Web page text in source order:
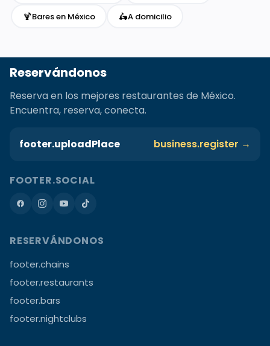
🍹Bares en México 🛵A domicilio
Reservándonos
Reserva en los mejores restaurantes de México.
Encuentra, reserva, conecta.
footer.uploadPlace business.register →
FOOTER.SOCIAL
RESERVÁNDONOS
footer.chains
footer.restaurants
footer.bars
footer.nightclubs